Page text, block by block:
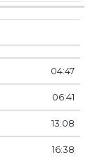
04:47
06:41
13:08
16:38